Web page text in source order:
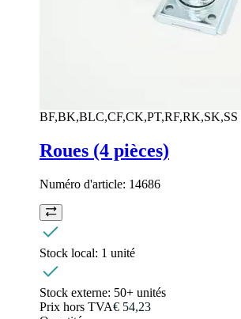
BF,BK,BLC,CF,CK,PT,RF,RK,SK,SS
Roues (4 pièces)
Numéro d'article: 14686
Stock local: 1 unité
Stock externe: 50+ unités
Prix hors TVA€ 54,23